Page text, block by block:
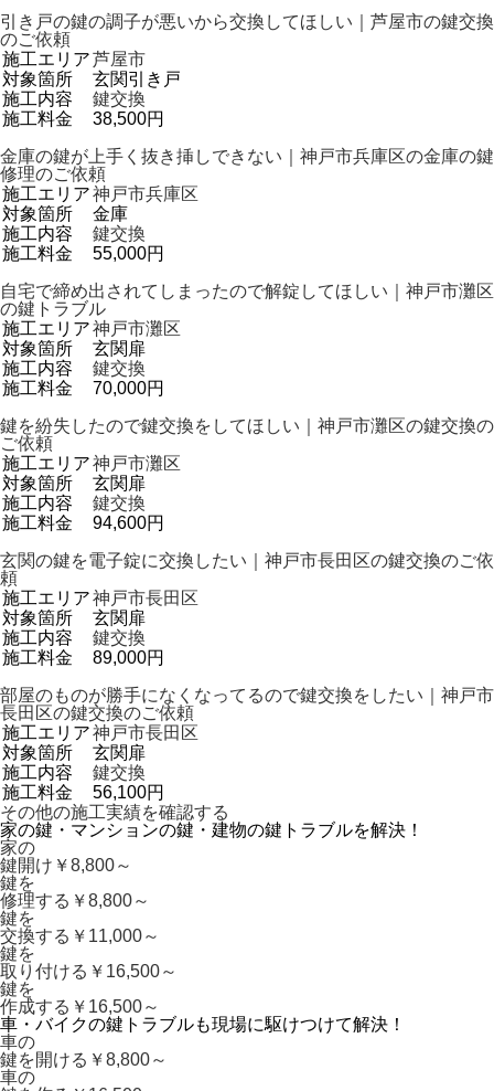
引き戸の鍵の調子が悪いから交換してほしい｜芦屋市の鍵交換
のご依頼
施工エリア芦屋市
対象箇所
玄関引き戸
施工内容
鍵交換
施工料金
38,500円
金庫の鍵が上手く抜き挿しできない｜神戸市兵庫区の金庫の鍵
修理のご依頼
施工エリア神戸市兵庫区
対象箇所
金庫
施工内容
鍵交換
施工料金
55,000円
自宅で締め出されてしまったので解錠してほしい｜神戸市灘区
の鍵トラブル
施工エリア神戸市灘区
対象箇所
玄関扉
施工内容
鍵交換
施工料金
70,000円
鍵を紛失したので鍵交換をしてほしい｜神戸市灘区の鍵交換の
ご依頼
施工エリア神戸市灘区
対象箇所
玄関扉
施工内容
鍵交換
施工料金
94,600円
玄関の鍵を電子錠に交換したい｜神戸市長田区の鍵交換のご依
頼
施工エリア神戸市長田区
対象箇所
玄関扉
施工内容
鍵交換
施工料金
89,000円
部屋のものが勝手になくなってるので鍵交換をしたい｜神戸市
長田区の鍵交換のご依頼
施工エリア神戸市長田区
対象箇所
玄関扉
施工内容
鍵交換
施工料金
56,100円
その他の施工実績を確認する
家の鍵・マンションの鍵・建物の鍵トラブルを解決！
家の
鍵開け ￥8,800～
鍵を
修理する ￥8,800～
鍵を
交換する ￥11,000～
鍵を
取り付ける ￥16,500～
鍵を
作成する ￥16,500～
車・バイクの鍵トラブルも現場に駆けつけて解決！
車の
鍵を開ける ￥8,800～
車の